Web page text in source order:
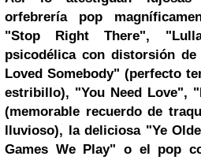
orfebrería pop
"Stop Right There",
psicodélica con distorsión
Loved Somebody" (perfecto
estribillo), "You Need Love",
(memorable recuerdo de
lluvioso), la deliciosa "Ye
Games We Play" o el pop